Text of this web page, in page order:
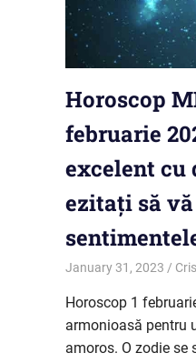
Horoscop
februarie
excelent cu
ezitați să
January 31, 2023
Horoscop 1
armonioasă pentru
amoros. O zodie se